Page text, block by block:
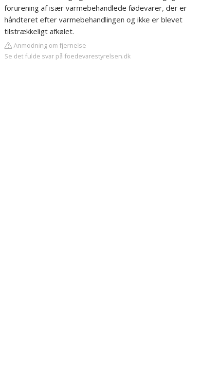
forurening af især varmebehandlede fødevarer, der er
håndteret efter varmebehandlingen og ikke er blevet
tilstrækkeligt afkølet.
Anmodning om fjernelse
Se det fulde svar på foedevarestyrelsen.dk